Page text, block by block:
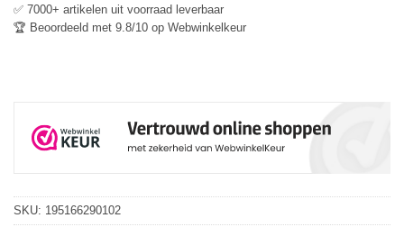
✅ 7000+ artikelen uit voorraad leverbaar
🏆 Beoordeeld met 9.8/10 op Webwinkelkeur
SKU: 195166290102